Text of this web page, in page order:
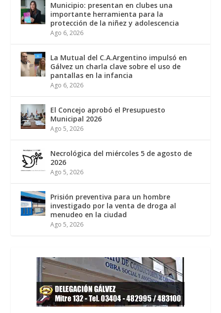
Municipio: presentan en clubes una
importante herramienta para la
protección de la niñez y adolescencia
Ago 6, 2026
La Mutual del C.A.Argentino impulsó en
Gálvez un charla clave sobre el uso de
pantallas en la infancia
Ago 6, 2026
El Concejo aprobó el Presupuesto
Municipal 2026
Ago 5, 2026
Necrológica del miércoles 5 de agosto de
2026
Ago 5, 2026
Prisión preventiva para un hombre
investigado por la venta de droga al
menudeo en la ciudad
Ago 5, 2026